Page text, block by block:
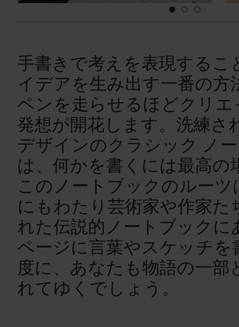
手書きで考えを表現するこ
イデアを生み出す一番の方
ペンを走らせるほどクリエ
発想が開花します。洗練さ
デザインのクラシック ノ
は、何かを書くには最高の
このノートブックのルーツ
にもわたり芸術家や作家た
れた伝説的ノートブックに
ページに言葉やスケッチを
度に、あなたも物語の一部
れてゆくでしょう。